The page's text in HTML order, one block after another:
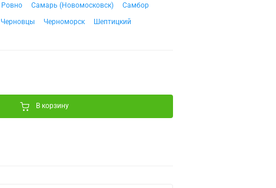
Ровно Самарь (Новомосковск)
Самбор
Черновцы Черноморск Шептицкий
В корзину